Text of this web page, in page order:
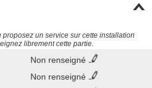
un service sur cette installation
librement cette partie.
Non renseigné
Non renseigné